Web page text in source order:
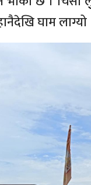
घाम